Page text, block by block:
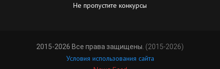
Не пропустите конкурсы
2015-2026 Все права защищены. (2015-2026)
Условия использования сайта